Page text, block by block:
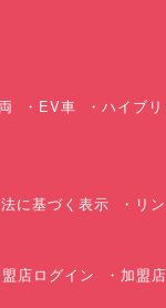
EV車 ハイブ
に基づく表示 リ
店ログイン 加盟